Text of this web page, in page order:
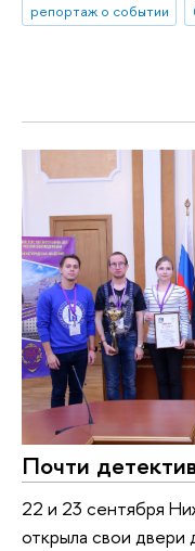
репортаж о событии
Почти
22 и 23 сентября
открыла свои двери